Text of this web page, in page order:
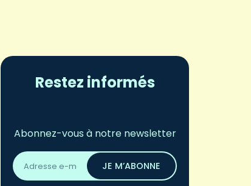
Restez informés
Abonnez-vous à notre newsletter
Adresse
email
*
JE M’ABONNE